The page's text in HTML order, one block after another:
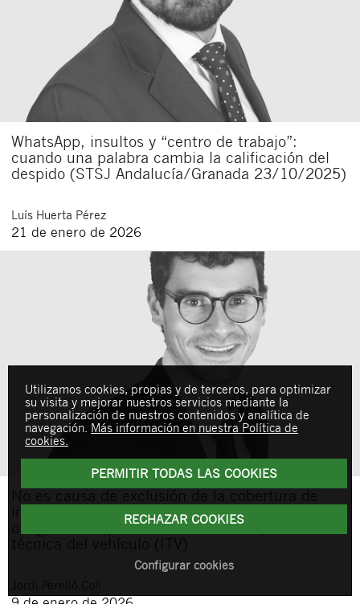
WhatsApp, insultos y “centro de trabajo”:
cuando una palabra cambia la calificación del
despido (STSJ Andalucía/Granada 23/10/2025)
Luís Huerta Pérez
21 de enero de 2026
incendio la falta de cumplimiento de la
obligación de pasar la revisión la inspección
Utilizamos cookies, propias y de terceros, para optimizar
su visita y mejorar nuestros servicios mediante la
personalización de nuestros contenidos y analítica de
navegación. Más información en nuestra Política de
cookies.
PERMITIR TODAS LAS COOKIES
RECHAZAR COOKIES
Configurar cookies